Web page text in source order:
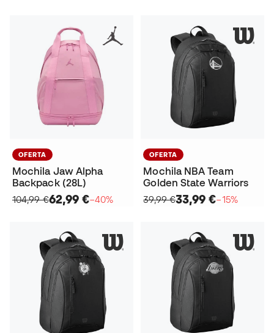
OFERTA
Mochila Jaw Alpha
Backpack (28L)
104,99 €62,99 €−40%
OFERTA
Mochila NBA Team
Golden State Warriors
39,99 €33,99 €−15%